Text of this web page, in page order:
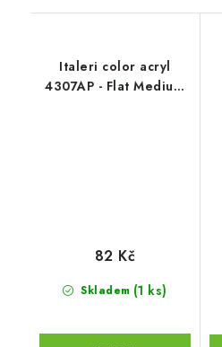
Italeri color acryl
4307AP - Flat Medium
Skladem (1 ks)
82 Kč